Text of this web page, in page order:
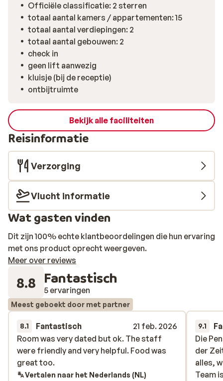
Officiële classificatie: 2 sterren
totaal aantal kamers / appartementen: 15
totaal aantal verdiepingen: 2
totaal aantal gebouwen: 2
check in
geen lift aanwezig
kluisje (bij de receptie)
ontbijtruimte
Bekijk alle faciliteiten
Reisinformatie
Verzorging
Vlucht informatie
Wat gasten vinden
Dit zijn 100% echte klantbeoordelingen die hun ervaring
met ons product oprecht weergeven.
Meer over reviews
8.8 Fantastisch
5 ervaringen
Meest geboekt door met partner
8.1 Fantastisch
21 feb. 2026
Room was very dated but ok. The staff
were friendly and very helpful. Food was
great too.
Room was very dated but ok. The staff
were friendly and very helpful. Food was
great too.
Vertalen naar het Nederlands (NL)
9.1
Die
der
alles,
Team
Die
der
alles,
Team